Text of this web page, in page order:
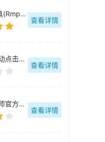
U盘低格工具(Rmprepusb)绿色中文
查看详情
华华鼠标自动点击器绿色去广告版
查看详情
魔方电脑大师官方最新版
查看详情